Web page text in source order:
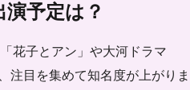
予定は？
花子とアン」や大河ドラマ
注目を集めて知名度が上がりま